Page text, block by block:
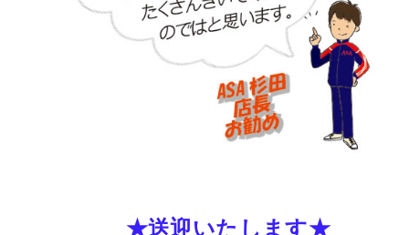
★送迎いたします★